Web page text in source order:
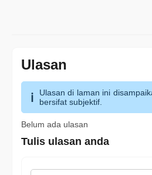
Ulasan
Ulasan di laman ini
bersifat subjektif.
Belum ada ulasan
Tulis ulasan anda